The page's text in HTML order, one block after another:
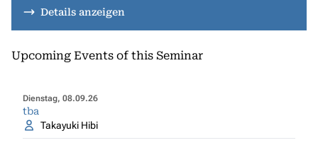
Details anzeigen
Upcoming Events of this Seminar
Dienstag, 08.09.26
tba
Takayuki Hibi